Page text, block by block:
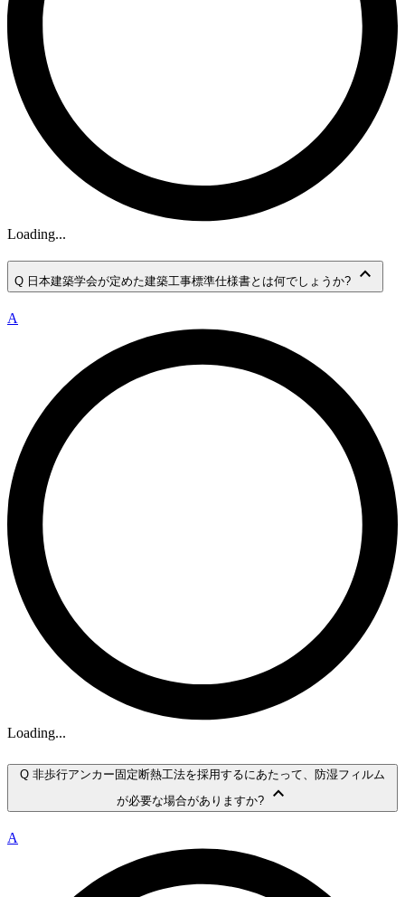
Loading...
Q 日本建築学会が定めた建築工事標準仕様書とは何でしょうか? keyboard_arrow_up
A
Loading...
Q 非歩行アンカー固定断熱工法を採用するにあたって、防湿フィルム
が必要な場合がありますか?
keyboard_arrow_up
A